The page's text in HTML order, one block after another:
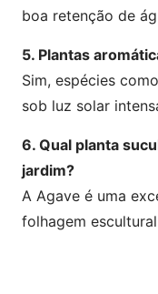
boa retenção de
5. Plantas
Sim, espécies
sob luz solar
6. Qual planta
jardim?
A Agave é uma
folhagem